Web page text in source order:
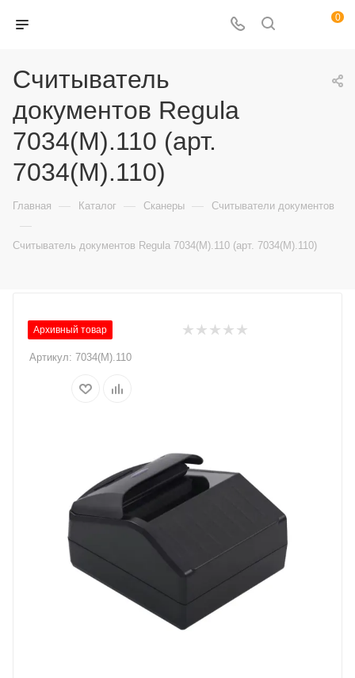
0
Считыватель
документов Regula
7034(M).110 (арт.
7034(M).110)
Главная — Каталог — Сканеры — Считыватели документов
—
Считыватель документов Regula 7034(M).110 (арт. 7034(M).110)
Архивный товар
Артикул: 7034(M).110